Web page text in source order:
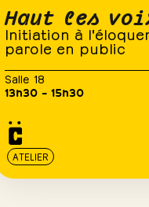
Haut les
Initiation à
parole en public
Salle 18
13h30 – 15h30
ATELIER